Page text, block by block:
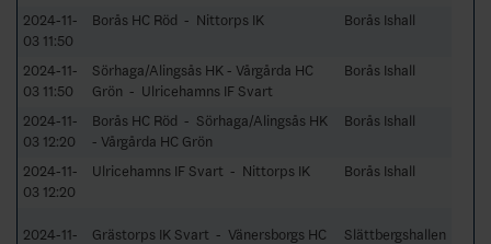
2024-11-
03 11:50
Borås HC Röd - Nittorps IK Borås Ishall
2024-11-
03 11:50
Sörhaga/Alingsås HK - Vårgårda HC
Grön - Ulricehamns IF Svart
Borås Ishall
2024-11-
03 12:20
Borås HC Röd - Sörhaga/Alingsås HK
- Vårgårda HC Grön
Borås Ishall
2024-11-
03 12:20
Ulricehamns IF Svart - Nittorps IK Borås Ishall
2024-11-
Grästorps IK Svart - Vänersborgs HC
Slättbergshallen